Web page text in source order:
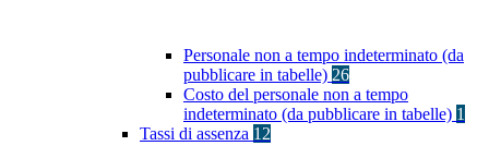
Personale non a tempo indeterminato (da
pubblicare in tabelle) 26
Costo del personale non a tempo
indeterminato (da pubblicare in tabelle) 1
Tassi di assenza 12